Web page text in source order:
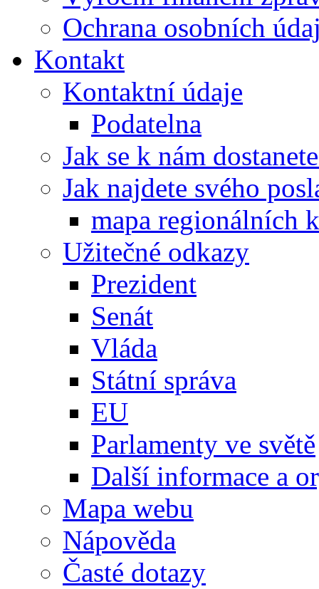
Ochrana osobních
Kontakt
Kontaktní údaje
Podatelna
Jak se k nám
Jak najdete svého
mapa regionálních
Užitečné odkazy
Prezident
Senát
Vláda
Státní správa
EU
Parlamenty ve světě
Další informace a
Mapa webu
Nápověda
Časté dotazy